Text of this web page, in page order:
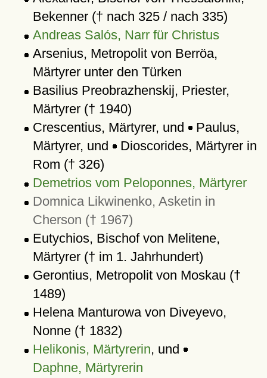
Bekenner († nach 325 / nach 335)
Andreas Salós, Narr für Christus
Arsenius, Metropolit von Berröa,
Märtyrer unter den Türken
Basilius Preobrazhenskij, Priester,
Märtyrer († 1940)
Crescentius, Märtyrer, und Paulus,
Märtyrer, und Dioscorides, Märtyrer in
Rom († 326)
Demetrios vom Peloponnes, Märtyrer
Domnica Likwinenko, Asketin in
Cherson († 1967)
Eutychios, Bischof von Melitene,
Märtyrer († im 1. Jahrhundert)
Gerontius, Metropolit von Moskau (†
1489)
Helena Manturowa von Diveyevo,
Nonne († 1832)
Helikonis, Märtyrerin, und
Daphne, Märtyrerin